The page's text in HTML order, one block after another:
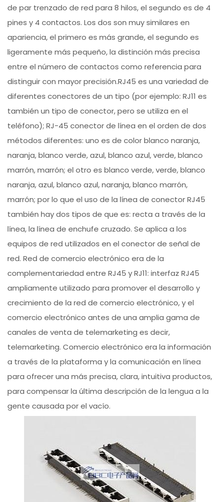
de par trenzado de red para 8 hilos, el segundo es de 4
pines y 4 contactos. Los dos son muy similares en
apariencia, el primero es más grande, el segundo es
ligeramente más pequeño, la distinción más precisa
entre el número de contactos como referencia para
distinguir con mayor precisión.RJ45 es una variedad de
diferentes conectores de un tipo (por ejemplo: RJ11 es
también un tipo de conector, pero se utiliza en el
teléfono); RJ-45 conector de línea en el orden de dos
métodos diferentes: uno es de color blanco naranja,
naranja, blanco verde, azul, blanco azul, verde, blanco
marrón, marrón; el otro es blanco verde, verde, blanco
naranja, azul, blanco azul, naranja, blanco marrón,
marrón; por lo que el uso de la línea de conector RJ45
también hay dos tipos de que es: recta a través de la
línea, la línea de enchufe cruzado. Se aplica a los
equipos de red utilizados en el conector de señal de
red. Red de comercio electrónico era de la
complementariedad entre RJ45 y RJ11: interfaz RJ45
ampliamente utilizado para promover el desarrollo y
crecimiento de la red de comercio electrónico, y el
comercio electrónico antes de una amplia gama de
canales de venta de telemarketing es decir,
telemarketing. Comercio electrónico era la información
a través de la plataforma y la comunicación en línea
para ofrecer una más precisa, clara, intuitiva productos,
para compensar la última descripción de la lengua a la
gente causada por el vacío.